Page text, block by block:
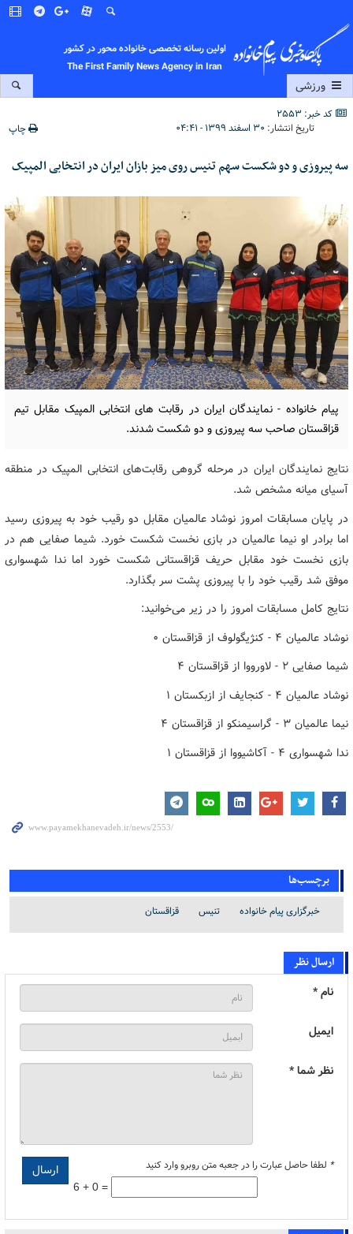
اولین رسانه تخصصی خانواده محور در کشور
The First Family News Agency in Iran
ورزشی
کد خبر: 2553
تاریخ انتشار: ۳۰ اسفند ۱۳۹۹ - ۰۴:۴۱ چاپ
سه پیروزی و دو شکست سهم تنیس روی میز بازان ایران در انتخابی المپیک
پیام خانواده - نمایندگان ایران در رقابت های انتخابی المپیک مقابل تیم
قزاقستان صاحب سه پیروزی و دو شکست شدند.
نتایج نمایندگان ایران در مرحله گروهی رقابت‌های انتخابی المپیک در منطقه
آسیای میانه مشخص شد.
در پایان مسابقات امروز نوشاد عالمیان مقابل دو رقیب خود به پیروزی رسید
اما برادر او نیما عالمیان در بازی نخست شکست خورد. شیما صفایی هم در
بازی نخست خود مقابل حریف قزاقستانی شکست خورد اما ندا شهسواری
موفق شد رقیب خود را با پیروزی پشت سر بگذارد.
نتایج کامل مسابقات امروز را در زیر می‌خوانید:
نوشاد عالمیان ۴ - کنژیگولوف از قزاقستان ۰
شیما صفایی ۲ - لاورووا از قزاقستان ۴
نوشاد عالمیان ۴ - کنجایف از ازبکستان ۱
نیما عالمیان ۳ - گراسیمنکو از قزاقستان ۴
ندا شهسواری ۴ - آکاشیووا از قزاقستان ۱
برچسب‌ها
خبرگزاری پیام خانواده تنیس قزاقستان
ارسال نظر
نام *
ایمیل
نظر شما *
* لطفا حاصل عبارت را در جعبه متن روبرو وارد کنید
6 + 0 =